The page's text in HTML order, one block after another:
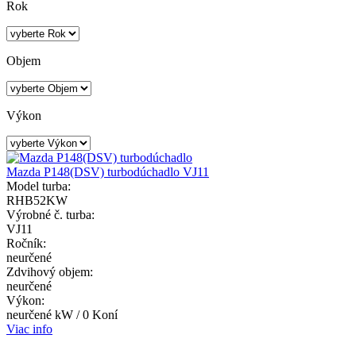
Rok
Objem
Výkon
Mazda P148(DSV) turbodúchadlo VJ11
Model turba:
RHB52KW
Výrobné č. turba:
VJ11
Ročník:
neurčené
Zdvihový objem:
neurčené
Výkon:
neurčené kW / 0 Koní
Viac info